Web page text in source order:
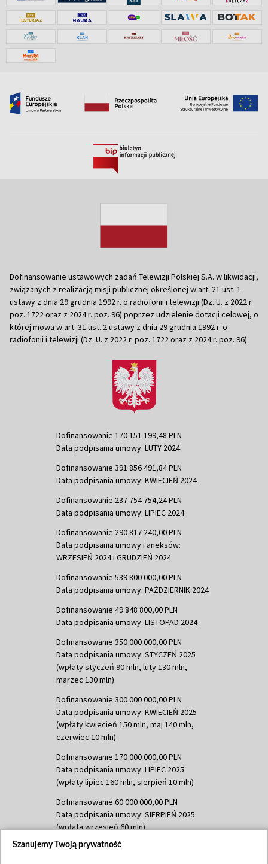
Dofinansowanie ustawowych zadań Telewizji Polskiej S.A. w likwidacji,
związanych z realizacją misji publicznej określonej w art. 21 ust. 1
ustawy z dnia 29 grudnia 1992 r. o radiofonii i telewizji (Dz. U. z 2022 r.
poz. 1722 oraz z 2024 r. poz. 96) poprzez udzielenie dotacji celowej, o
której mowa w art. 31 ust. 2 ustawy z dnia 29 grudnia 1992 r. o
radiofonii i telewizji (Dz. U. z 2022 r. poz. 1722 oraz z 2024 r. poz. 96)
Dofinansowanie 170 151 199,48 PLN
Data podpisania umowy: LUTY 2024
Dofinansowanie 391 856 491,84 PLN
Data podpisania umowy: KWIECIEŃ 2024
Dofinansowanie 237 754 754,24 PLN
Data podpisania umowy: LIPIEC 2024
Dofinansowanie 290 817 240,00 PLN
Data podpisania umowy i aneksów:
WRZESIEŃ 2024 i GRUDZIEŃ 2024
Dofinansowanie 539 800 000,00 PLN
Data podpisania umowy: PAŹDZIERNIK 2024
Dofinansowanie 49 848 800,00 PLN
Data podpisania umowy: LISTOPAD 2024
Dofinansowanie 350 000 000,00 PLN
Data podpisania umowy: STYCZEŃ 2025
(wpłaty styczeń 90 mln, luty 130 mln,
marzec 130 mln)
Dofinansowanie 300 000 000,00 PLN
Data podpisania umowy: KWIECIEŃ 2025
(wpłaty kwiecień 150 mln, maj 140 mln,
czerwiec 10 mln)
Dofinansowanie 170 000 000,00 PLN
Data podpisania umowy: LIPIEC 2025
(wpłaty lipiec 160 mln, sierpień 10 mln)
Dofinansowanie 60 000 000,00 PLN
Data podpisania umowy: SIERPIEŃ 2025
(wpłata wrzesień 60 mln)
Dofinansowanie 635 783 051,21 PLN
Szanujemy Twoją prywatność